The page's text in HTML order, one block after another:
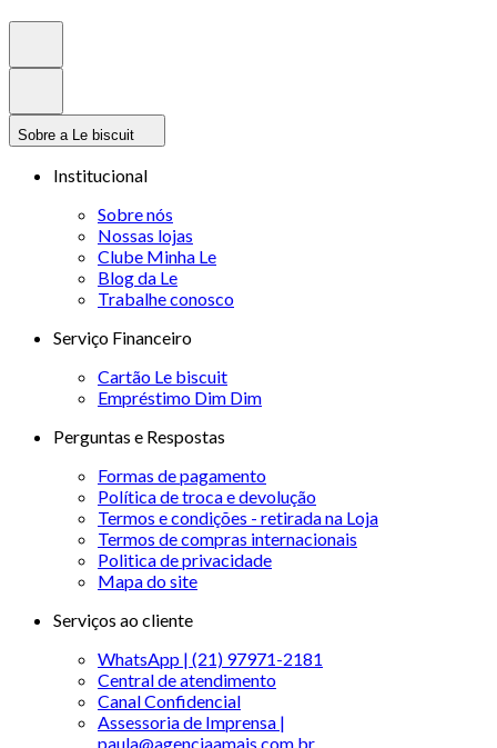
Sobre a Le biscuit
Institucional
Sobre nós
Nossas lojas
Clube Minha Le
Blog da Le
Trabalhe conosco
Serviço Financeiro
Cartão Le biscuit
Empréstimo Dim Dim
Perguntas e Respostas
Formas de pagamento
Política de troca e devolução
Termos e condições - retirada na Loja
Termos de compras internacionais
Politica de privacidade
Mapa do site
Serviços ao cliente
WhatsApp | (21) 97971-2181
Central de atendimento
Canal Confidencial
Assessoria de Imprensa |
paula@agenciaamais.com.br